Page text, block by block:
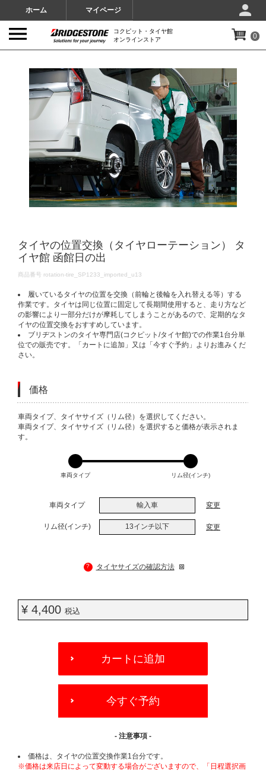
ホーム マイページ
コクピット・タイヤ館
オンラインストア
0
タイヤの位置交換（タイヤローテーション） タ
イヤ館 函館日の出
DETAILS
商品番号 rotation-tire_SP1233_imported_u13
履いているタイヤの位置を交換（前輪と後輪を入れ替える等）する
作業です。タイヤは同じ位置に固定して長期間使用すると、走り方など
の影響により一部分だけが摩耗してしまうことがあるので、定期的なタ
イヤの位置交換をおすすめしています。
ブリヂストンのタイヤ専門店(コクピット/タイヤ館)での作業1台分単
位での販売です。「カートに追加」又は「今すぐ予約」よりお進みくだ
さい。
価格
VARIATIONS
車両タイプ、タイヤサイズ（リム径）を選択してください。
車両タイプ、タイヤサイズ（リム径）を選択すると価格が表示されま
す。
車両タイプ リム径(インチ)
車両タイプ 輸入車 変更
リム径(インチ) 13インチ以下 変更
? タイヤサイズの確認方法
¥ 4,400 税込
OPTIONS
カートに追加
今すぐ予約
- 注意事項 -
価格は、タイヤの位置交換作業1台分です。
※価格は来店日によって変動する場合がございますので、「日程選択画